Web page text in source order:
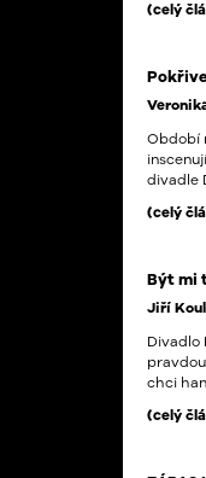
(celý
Období
divadle
(celý
Být mi
Jiří
Divadlo
chci
(celý